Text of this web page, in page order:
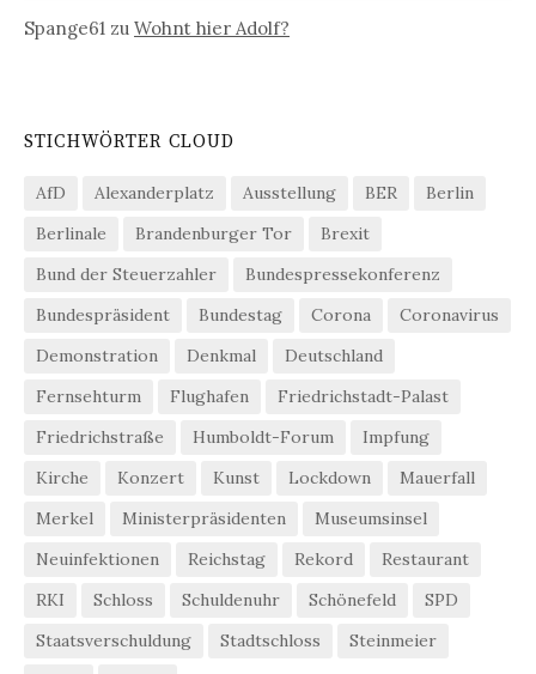
Spange61 zu Wohnt hier Adolf?
STICHWÖRTER CLOUD
AfD Alexanderplatz Ausstellung BER
Berlin
Berlinale
Brandenburger Tor
Brexit
Bund der Steuerzahler
Bundespressekonferenz
Bundespräsident
Bundestag Corona
Coronavirus
Demonstration
Denkmal
Deutschland
Fernsehturm
Flughafen
Friedrichstadt-Palast
Friedrichstraße
Humboldt-Forum
Impfung
Kirche
Konzert Kunst Lockdown
Mauerfall
Merkel
Ministerpräsidenten
Museumsinsel
Neuinfektionen
Reichstag Rekord
Restaurant
RKI
Schloss Schuldenuhr Schönefeld
SPD
Staatsverschuldung
Stadtschloss
Steinmeier